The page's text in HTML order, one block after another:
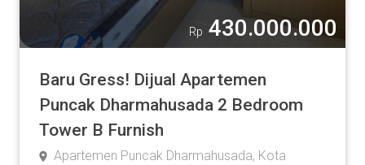
Rp 430.000.000
Baru Gress! Dijual Apartemen
Puncak Dharmahusada 2 Bedroom
Tower B Furnish
Apartemen Puncak Dharmahusada, Kota